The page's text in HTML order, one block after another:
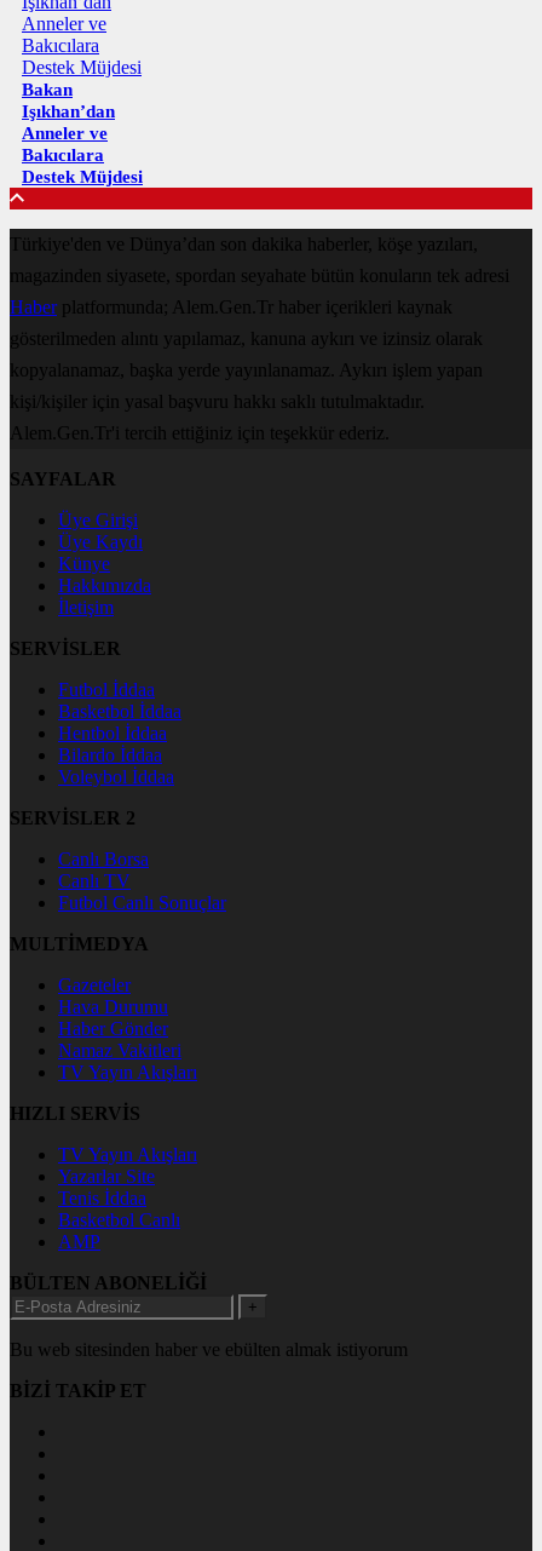
Bakan
Işıkhan’dan
Anneler ve
Bakıcılara
Destek Müjdesi
Türkiye'den ve Dünya’dan son dakika haberler, köşe yazıları,
magazinden siyasete, spordan seyahate bütün konuların tek adresi
Haberplatformunda; Alem.Gen.Tr haber içerikleri kaynak
gösterilmeden alıntı yapılamaz, kanuna aykırı ve izinsiz olarak
kopyalanamaz, başka yerde yayınlanamaz. Aykırı işlem yapan
kişi/kişiler için yasal başvuru hakkı saklı tutulmaktadır.
Alem.Gen.Tr'i tercih ettiğiniz için teşekkür ederiz.
SAYFALAR
Üye Girişi
Üye Kaydı
Künye
Hakkımızda
İletişim
SERVİSLER
Futbol İddaa
Basketbol İddaa
Hentbol İddaa
Bilardo İddaa
Voleybol İddaa
SERVİSLER 2
Canlı Borsa
Canlı TV
Futbol Canlı Sonuçlar
MULTİMEDYA
Gazeteler
Hava Durumu
Haber Gönder
Namaz Vakitleri
TV Yayın Akışları
HIZLI SERVİS
TV Yayın Akışları
Yazarlar Site
Tenis İddaa
Basketbol Canlı
AMP
BÜLTEN ABONELİĞİ
+
Bu web sitesinden haber ve ebülten almak istiyorum
BİZİ TAKİP ET